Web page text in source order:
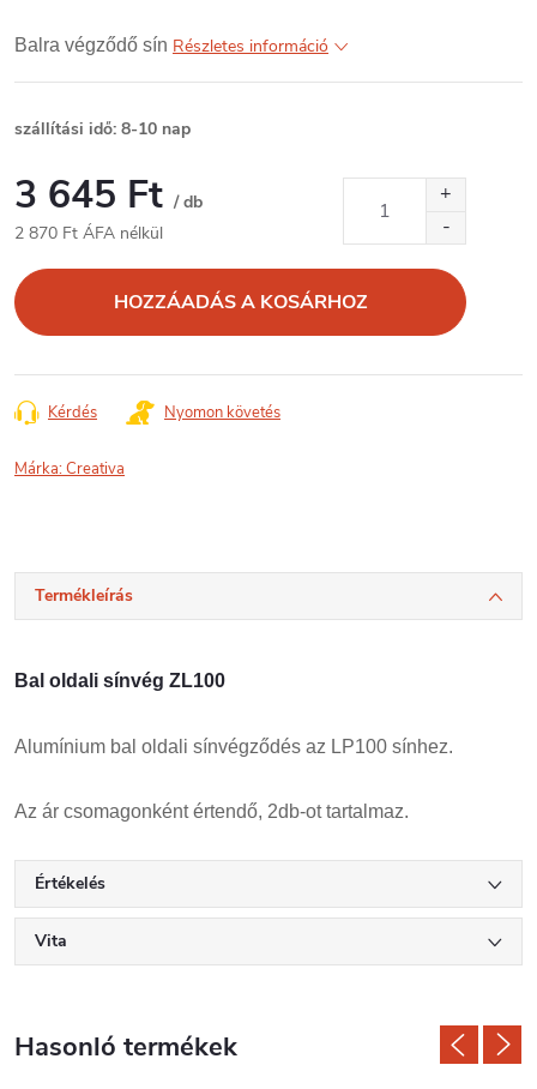
Balra végződő sín Részletes információ
szállítási idő: 8-10 nap
3 645 Ft / db
2 870 Ft ÁFA nélkül
HOZZÁADÁS A KOSÁRHOZ
Kérdés Nyomon követés
Márka:Creativa
Termékleírás
Bal oldali sínvég ZL100
Alumínium bal oldali sínvégződés az LP100 sínhez.
Az ár csomagonként értendő, 2db-ot tartalmaz.
Értékelés
Vita